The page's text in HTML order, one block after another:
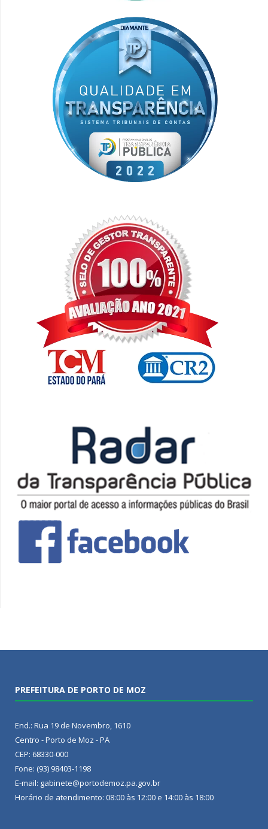
PREFEITURA DE PORTO DE MOZ
End.: Rua 19 de Novembro, 1610
Centro - Porto de Moz - PA
CEP: 68330-000
Fone: (93) 98403-1198
E-mail: gabinete@portodemoz.pa.gov.br
Horário de atendimento: 08:00 às 12:00 e 14:00 às 18:00